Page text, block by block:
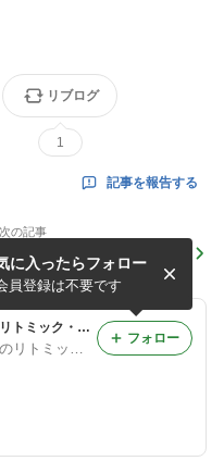
リブログ
1
記事を報告する
次の記事
ティパ知育リトミック新
！
馬込・大森・西大井・戸越のリトミック・リズム体操・学研教室で子供たちに笑顔を＆講師資格養成で大人の方に夢をお届けする
に入ったらフォロー
員登録は不要です
フォロー